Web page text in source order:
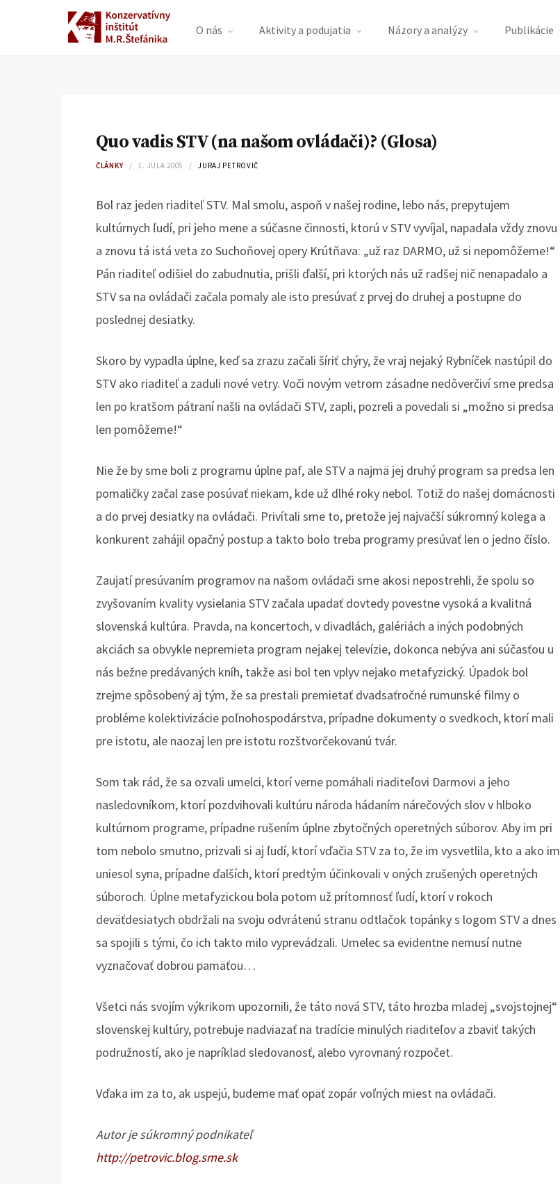
O nás Aktivity a podujatia Názory a analýzy Publikácie
Quo vadis STV (na našom ovládači)? (Glosa)
ČLÁNKY 1. JÚLA 2005 JURAJ PETROVIČ
Bol raz jeden riaditeľ STV. Mal smolu, aspoň v našej rodine, lebo nás, prepytujem
kultúrnych ľudí, pri jeho mene a súčasne činnosti, ktorú v STV vyvíjal, napadala vždy znovu
a znovu tá istá veta zo Suchoňovej opery Krútňava: „už raz DARMO, už si nepomôžeme!“
Pán riaditeľ odišiel do zabudnutia, prišli ďalší, pri ktorých nás už radšej nič nenapadalo a
STV sa na ovládači začala pomaly ale isto presúvať z prvej do druhej a postupne do
poslednej desiatky.
Skoro by vypadla úplne, keď sa zrazu začali šíriť chýry, že vraj nejaký Rybníček nastúpil do
STV ako riaditeľ a zaduli nové vetry. Voči novým vetrom zásadne nedôverčiví sme predsa
len po kratšom pátraní našli na ovládači STV, zapli, pozreli a povedali si „možno si predsa
len pomôžeme!“
Nie že by sme boli z programu úplne paf, ale STV a najmä jej druhý program sa predsa len
pomaličky začal zase posúvať niekam, kde už dlhé roky nebol. Totiž do našej domácnosti
a do prvej desiatky na ovládači. Privítali sme to, pretože jej najväčší súkromný kolega a
konkurent zahájil opačný postup a takto bolo treba programy presúvať len o jedno číslo.
Zaujatí presúvaním programov na našom ovládači sme akosi nepostrehli, že spolu so
zvyšovaním kvality vysielania STV začala upadať dovtedy povestne vysoká a kvalitná
slovenská kultúra. Pravda, na koncertoch, v divadlách, galériách a iných podobných
akciách sa obvykle nepremieta program nejakej televízie, dokonca nebýva ani súčasťou u
nás bežne predávaných kníh, takže asi bol ten vplyv nejako metafyzický. Úpadok bol
zrejme spôsobený aj tým, že sa prestali premietať dvadsaťročné rumunské filmy o
probléme kolektivizácie poľnohospodárstva, prípadne dokumenty o svedkoch, ktorí mali
pre istotu, ale naozaj len pre istotu rozštvorčekovanú tvár.
Som tak rád, že sa ozvali umelci, ktorí verne pomáhali riaditeľovi Darmovi a jeho
nasledovníkom, ktorí pozdvihovali kultúru národa hádaním nárečových slov v hlboko
kultúrnom programe, prípadne rušením úplne zbytočných operetných súborov. Aby im pri
tom nebolo smutno, prizvali si aj ľudí, ktorí vďačia STV za to, že im vysvetlila, kto a ako im
uniesol syna, prípadne ďalších, ktorí predtým účinkovali v oných zrušených operetných
súboroch. Úplne metafyzickou bola potom už prítomnosť ľudí, ktorí v rokoch
deväťdesiatych obdržali na svoju odvrátenú stranu odtlačok topánky s logom STV a dnes
sa spojili s tými, čo ich takto milo vyprevádzali. Umelec sa evidentne nemusí nutne
vyznačovať dobrou pamäťou…
Všetci nás svojím výkrikom upozornili, že táto nová STV, táto hrozba mladej „svojstojnej“
slovenskej kultúry, potrebuje nadviazať na tradície minulých riaditeľov a zbaviť takých
podružností, ako je napríklad sledovanosť, alebo vyrovnaný rozpočet.
Vďaka im za to, ak uspejú, budeme mať opäť zopár voľných miest na ovládači.
Autor je súkromný podnikateľ
http://petrovic.blog.sme.sk